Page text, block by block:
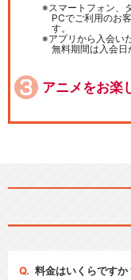
スマートフォン、
PCでご利用のお
す。
アプリから入会い
無料期間は入会日
アニメをお楽
料金はいくらですか